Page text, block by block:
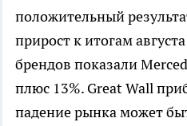
положительный
прирост к итогам
брендов показали
плюс 13%. Great Wall
падение рынка может